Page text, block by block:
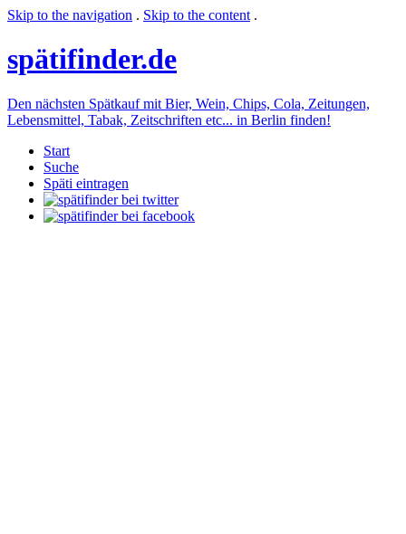
Skip to the navigation . Skip to the content .
spätifinder.de
Den nächsten Spätkauf mit Bier, Wein, Chips, Cola, Zeitungen,
Lebensmittel, Tabak, Zeitschriften etc... in Berlin finden!
Start
Suche
Späti eintragen